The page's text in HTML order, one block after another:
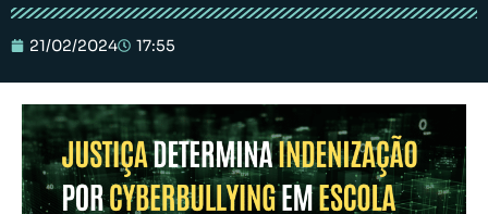
21/02/2024 17:55